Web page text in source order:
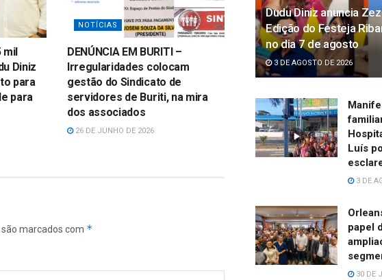
Diniz
para
para
NOTÍCIAS
DENÚNCIA EM BURITI –
Irregularidades colocam
gestão do Sindicato de
servidores de Buriti, na mira
dos associados
26 DE JUNHO DE 2026
marcados com *
Dudu Diniz anuncia
Edição do Festeja
no dia 7 de agosto
3 DE AGOSTO DE 2026
Luís
3 DE
papel
30 DE